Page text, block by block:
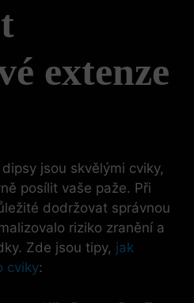
extenze
jsou skvělými cviky,
posílit vaše ⁢paže. Při
dodržovat správnou⁣
riziko‍ zranění a
Zde ​jsou​ tipy, jak
cviky: